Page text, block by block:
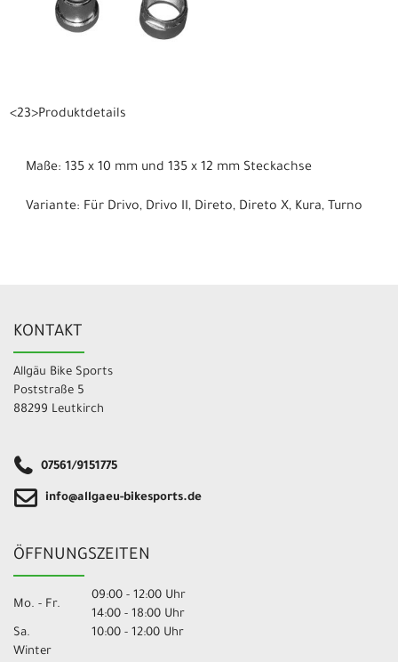
<23>Produktdetails
Maße: 135 x 10 mm und 135 x 12 mm Steckachse
Variante: Für Drivo, Drivo II, Direto, Direto X, Kura, Turno
KONTAKT
Allgäu Bike Sports
Poststraße 5
88299 Leutkirch
07561/9151775
info@allgaeu-bikesports.de
ÖFFNUNGSZEITEN
Mo. - Fr.
09:00 - 12:00 Uhr
14:00 - 18:00 Uhr
Sa.
10:00 - 12:00 Uhr
Winter